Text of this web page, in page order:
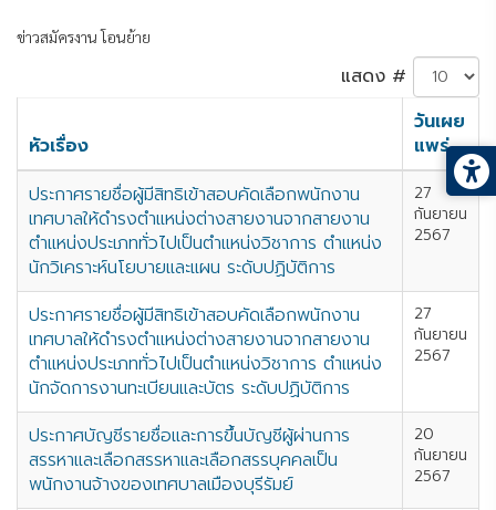
ข่าวสมัครงาน โอนย้าย
แสดง #
หัวเรื่อง
วันเผย
แพร่
ประกาศรายชื่อผู้มีสิทธิเข้าสอบคัดเลือกพนักงาน
เทศบาลให้ดำรงตำแหน่งต่างสายงานจากสายงาน
ตำแหน่งประเภททั่วไปเป็นตำแหน่งวิชาการ ตำแหน่ง
นักวิเคราะห์นโยบายและแผน ระดับปฏิบัติการ
27
กันยายน
2567
ประกาศรายชื่อผู้มีสิทธิเข้าสอบคัดเลือกพนักงาน
เทศบาลให้ดำรงตำแหน่งต่างสายงานจากสายงาน
ตำแหน่งประเภททั่วไปเป็นตำแหน่งวิชาการ ตำแหน่ง
นักจัดการงานทะเบียนและบัตร ระดับปฏิบัติการ
27
กันยายน
2567
ประกาศบัญชีรายชื่อและการขึ้นบัญชีผู้ผ่านการ
สรรหาและเลือกสรรหาและเลือกสรรบุคคลเป็น
พนักงานจ้างของเทศบาลเมืองบุรีรัมย์
20
กันยายน
2567